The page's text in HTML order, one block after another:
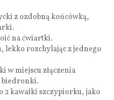
z ozdobną końcówką,
na ćwiartki.
lekko rozchylając z jednego
w miejscu złączenia
biedronki.
2 kawałki szczypiorku, jako